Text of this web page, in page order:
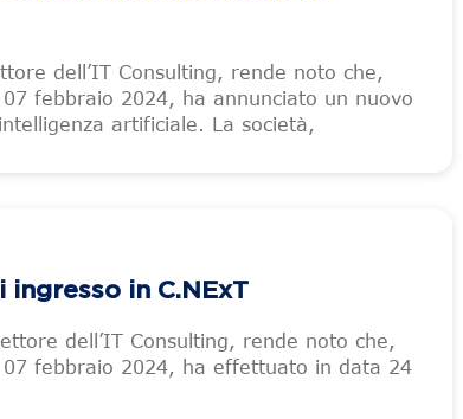
dell’IT Consulting, rende noto che,
febbraio 2024, ha annunciato un nuovo
artificiale. La società,
ingresso in C.NExT
dell’IT Consulting, rende noto che,
febbraio 2024, ha effettuato in data 24